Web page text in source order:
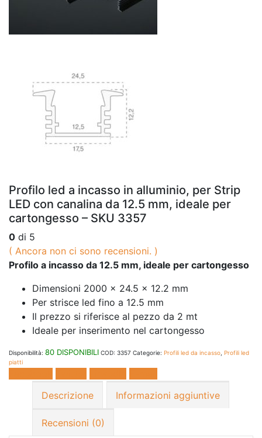
Profilo led a incasso in alluminio, per Strip
LED con canalina da 12.5 mm, ideale per
cartongesso – SKU 3357
0 di 5
( Ancora non ci sono recensioni. )
Profilo a incasso da 12.5 mm, ideale per cartongesso
Dimensioni 2000 x 24.5 x 12.2 mm
Per strisce led fino a 12.5 mm
Il prezzo si riferisce al pezzo da 2 mt
Ideale per inserimento nel cartongesso
Disponibilità: 80 DISPONIBILI COD: 3357 Categorie: Profili led da incasso Profili led
piatti
Descrizione
Informazioni aggiuntive
Recensioni (0)